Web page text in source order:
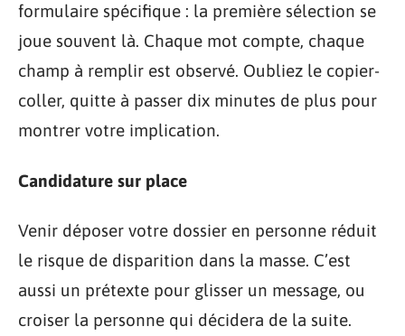
formulaire spécifique : la première sélection se
joue souvent là. Chaque mot compte, chaque
champ à remplir est observé. Oubliez le copier-
coller, quitte à passer dix minutes de plus pour
montrer votre implication.
Candidature sur place
Venir déposer votre dossier en personne réduit
le risque de disparition dans la masse. C’est
aussi un prétexte pour glisser un message, ou
croiser la personne qui décidera de la suite.